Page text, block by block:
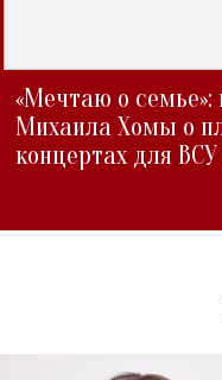
«Мечтаю о семье»:
Михаила Хомы о
концертах для ВСУ